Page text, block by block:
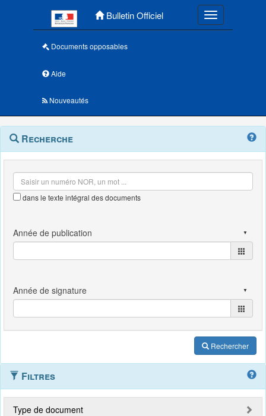
Bulletin Officiel Toggle
Documents opposables
Aide
Nouveautés
Navigation
outils
Menu
contextuel
Recherche
dans le texte intégral des documents
Rechercher
Filtres
Type de document